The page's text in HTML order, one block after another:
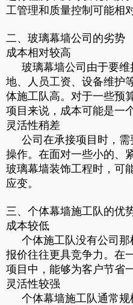
工管理和质量控制可能相
二、玻璃幕墙公司的劣势
成本相对较高
玻璃幕墙公司由于要
地、人员工资、设备维护
体施工队高。对于一些预
项目来说，成本可能是一
灵活性稍差
公司在承接项目时，
操作。在面对一些小的、
玻璃幕墙装饰工程时，可
应变。
三、个体幕墙施工队的优
成本较低
个体施工队没有公司
报价往往更具竞争力。在
项目中，能够为客户节省
灵活性较强
个体幕墙施工队通常